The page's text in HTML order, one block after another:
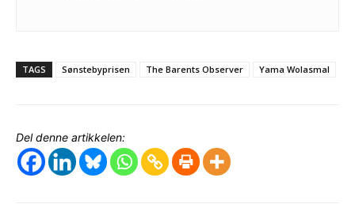
TAGS Sønstebyprisen The Barents Observer Yama Wolasmal
Del denne artikkelen: